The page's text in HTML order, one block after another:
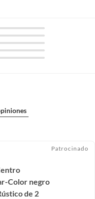
Color negro
de 2
Patrocinado